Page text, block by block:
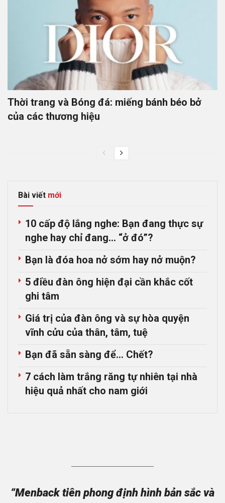
Thời trang và Bóng đá: miếng bánh béo bở
của các thương hiệu
Bài viết mới
10 cấp độ lắng nghe: Bạn đang thực sự
nghe hay chỉ đang… “ở đó”?
Bạn là đóa hoa nở sớm hay nở muộn?
5 điều đàn ông hiện đại cần khắc cốt
ghi tâm
Giá trị của đàn ông và sự hòa quyện
vĩnh cửu của thân, tâm, tuệ
Bạn đã sẵn sàng để… Chết?
7 cách làm trắng răng tự nhiên tại nhà
hiệu quả nhất cho nam giới
“Menback tiên phong định hình bản sắc và